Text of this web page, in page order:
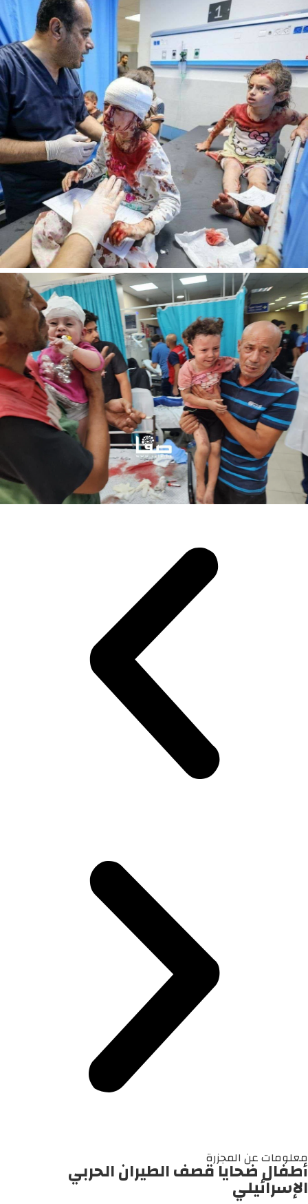
معلومات عن المجزرة
أطفال ضحايا قصف الطيران الحربي
الإسرائيلي